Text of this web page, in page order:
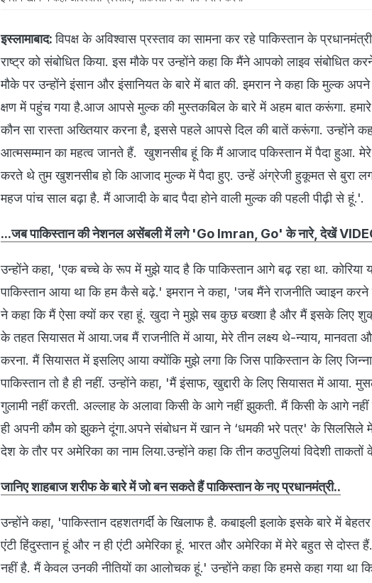
इस्‍लामाबाद: विपक्ष के अविश्‍वास प्रस्‍ताव का सामना कर रहे पाकिस्‍तान के
राष्‍ट्र को संबोधित किया. इस मौके पर उन्‍होंने कहा कि मैंने आपको लाइव संबोधित
मौके पर उन्‍होंने इंसान और इंसानियत के बारे में बात की. इमरान ने कहा कि मुल्‍क अपने
क्षण में पहुंच गया है.आज आपसे मुल्‍क की मुस्‍तकबिल के बारे में अहम बात करूंगा. हमारे
कौन सा रास्‍ता अख्तियार करना है, इससे पहले आपसे दिल की बातें करूंगा. उन्‍होंने
आत्‍मसम्‍मान का महत्‍व जानते हैं. खुशनसीब हूं कि मैं आजाद पकिस्‍तान में पैदा हुआ. मेरे
करते थे तुम खुशनसीब हो कि आजाद मुल्‍क में पैदा हुए. उन्‍हें अंग्रेजी हुकूमत से बुरा
महज पांच साल बढ़ा है. मैं आजादी के बाद पैदा होने वाली मुल्‍क की पहली पीढ़ी से हूं.'.
...जब पाकिस्तान की नेशनल असेंबली में लगे 'Go Imran, Go' के नारे, देखें
उन्‍होंने कहा, 'एक बच्‍चे के रूप में मुझे याद है कि पाकिस्‍तान आगे बढ़ रहा था. कोरिया
पाकिस्‍तान आया था कि हम कैसे बढ़े.' इमरान ने कहा, 'जब मैंने राजनीति ज्‍वाइन करने
ने कहा कि मैं ऐसा क्‍यों कर रहा हूं. खुदा ने मुझे सब कुछ बख्‍शा है और मैं इसके लिए
के तहत सियासत में आया.जब मैं राजनीति में आया, मेरे तीन लक्ष्य थे-न्याय, मानवता
करना. मैं सियासत में इसलिए आया क्‍योंकि मुझे लगा कि जिस पाकिस्‍तान के लिए
पाकिस्‍तान तो है ही नहीं. उन्‍होंने कहा, 'मैं इंसाफ, खुद्दारी के लिए सियासत में आया.
गुलामी नहीं करती. अल्‍लाह के अलावा किसी के आगे नहीं झुकती. मैं किसी के आगे
ही अपनी कौम को झुकने दूंगा.अपने संबोधन में खान ने ‘धमकी भरे पत्र' के सिलसिले
देश के तौर पर अमेरिका का नाम लिया.उन्‍होंने कहा कि तीन कठपुलियां विदेशी
जानिए शाहबाज शरीफ के बारे में जो बन सकते हैं पाकिस्‍तान के नए प्रधानमंत्री..
उन्‍होंने कहा, 'पाकिस्‍तान दहशतगर्दीं के खिलाफ है. कबाइली इलाके इसके बारे में
एंटी हिंदुस्‍तान हूं और न ही एंटी अमेरिका हूं. भारत और अमेरिका में मेरे बहुत से दोस्‍त हैं.
नहीं है. मैं केवल उनकी नीतियों का आलोचक हूं.' उन्‍होंने कहा कि हमसे कहा गया था